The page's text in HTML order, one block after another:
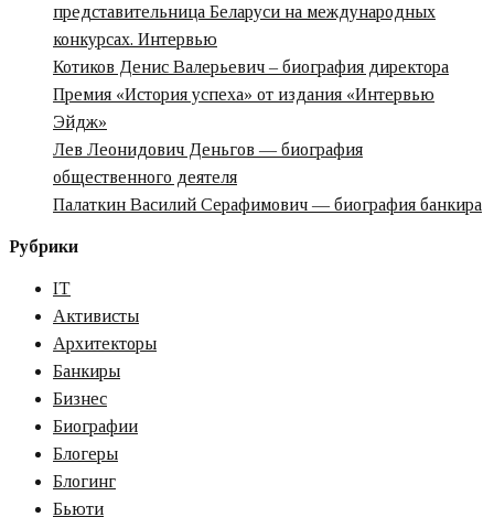
представительница Беларуси на международных
конкурсах. Интервью
Котиков Денис Валерьевич – биография директора
Премия «‎История успеха» от издания «‎Интервью
Эйдж»‎‎
Лев Леонидович Деньгов — биография
общественного деятеля
Палаткин Василий Серафимович — биография банкира
Рубрики
IT
Активисты
Архитекторы
Банкиры
Бизнес
Биографии
Блогеры
Блогинг
Бьюти